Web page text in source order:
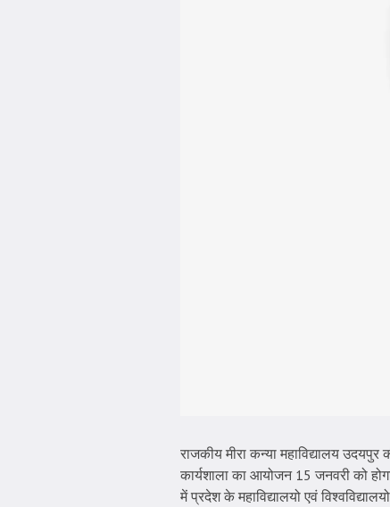
राजकीय मीरा कन्या महाविद्यालय
कार्यशाला का आयोजन 15 जनवरी को होगा
में प्रदेश के महाविद्यालयो एवं